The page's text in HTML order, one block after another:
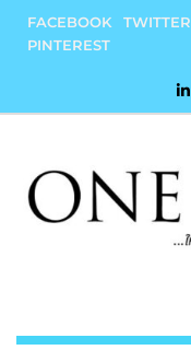
content
FACEBOOK TWITTER
PINTEREST